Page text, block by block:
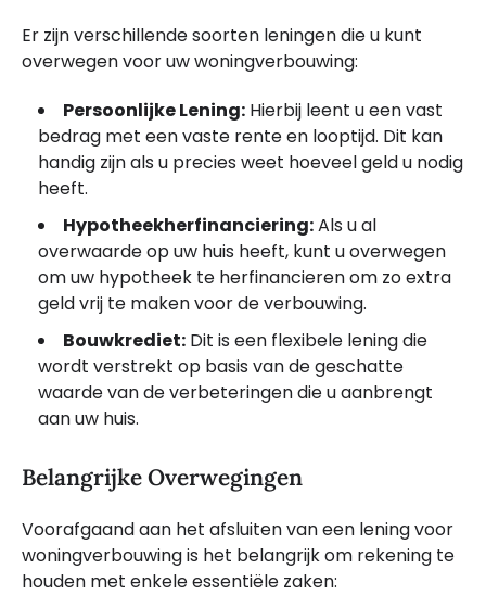
Er zijn verschillende soorten leningen die u kunt
overwegen voor uw woningverbouwing:
Persoonlijke Lening: Hierbij leent u een vast
bedrag met een vaste rente en looptijd. Dit kan
handig zijn als u precies weet hoeveel geld u nodig
heeft.
Hypotheekherfinanciering:Als u al
overwaarde op uw huis heeft, kunt u overwegen
om uw hypotheek te herfinancieren om zo extra
geld vrij te maken voor de verbouwing.
Bouwkrediet: Dit is een flexibele lening die
wordt verstrekt op basis van de geschatte
waarde van de verbeteringen die u aanbrengt
aan uw huis.
Belangrijke Overwegingen
Voorafgaand aan het afsluiten van een lening voor
woningverbouwing is het belangrijk om rekening te
houden met enkele essentiële zaken: